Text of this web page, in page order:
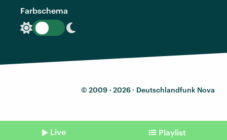
Farbschema
© 2009 - 2026 · Deutschlandfunk Nova
Live Playlist